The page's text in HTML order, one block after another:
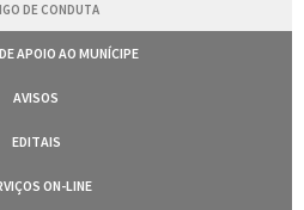
DE CONDUTA
APOIO AO MUNÍCIPE
AVISOS
EDITAIS
ON-LINE